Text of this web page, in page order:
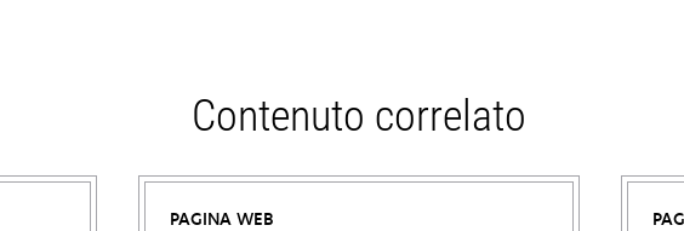
Contenuto correlato
PAGINA WEB